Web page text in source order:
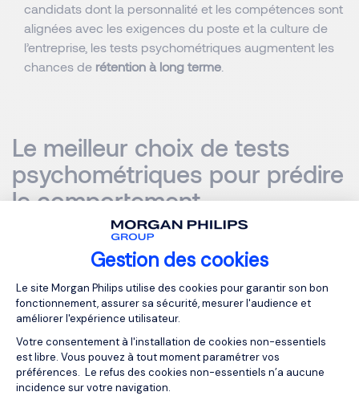
Gestion des cookies
Plateforme de Gestion du
Le site Morgan Philips utilise des cookies pour garantir son bon
fonctionnement, assurer sa sécurité, mesurer l'audience et
améliorer l'expérience utilisateur.
Votre consentement à l'installation de cookies non-essentiels
est libre. Vous pouvez à tout moment paramétrer vos
préférences. Le refus des cookies non-essentiels n’a aucune
incidence sur votre navigation.
candidats dont la personnalité et les compétences sont
alignées avec les exigences du poste et la culture de
l’entreprise, les tests psychométriques augmentent les
chances de rétention à long terme
Le meilleur choix de tests
psychométriques pour prédire
le comportement
marché, mais le choix des meilleurs outils dépend des
besoins spécifiques de l’entreprise. Par exemple, certains
tests se concentrent davantage sur l’évaluation des
compétences cognitives, tandis que d'autres
personnalité et l’adaptabilité. Il est crucial d’opter pour une
solution qui s’adapte au poste à pourvoir et à la culture de
l’entreprise.